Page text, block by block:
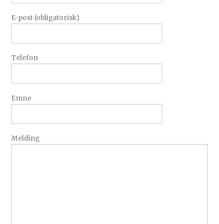
E-post (obligatorisk)
Telefon
Emne
Melding